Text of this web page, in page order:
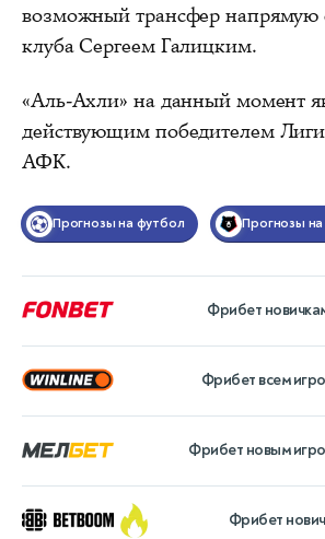
возможный трансфер напрямую
клуба Сергеем Галицким.
«Аль-Ахли» на данный момент
действующим победителем
АФК.
Прогнозы на футбол Прогнозы
Фрибет
Фрибет всем
Фрибет новым
Фрибет